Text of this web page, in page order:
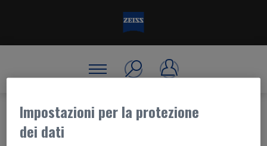
Impostazioni per la protezione
dei dati